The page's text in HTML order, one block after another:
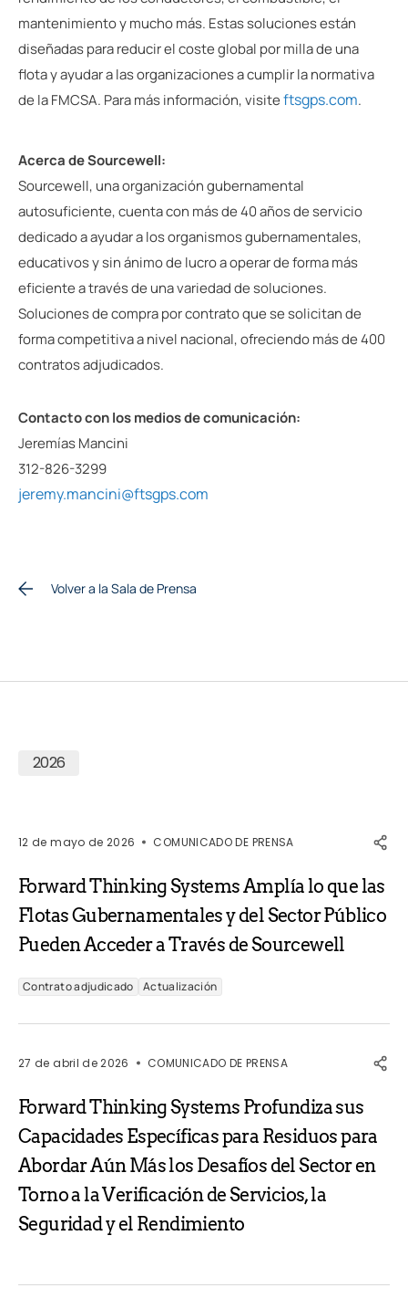
mantenimiento y mucho más. Estas soluciones están
diseñadas para reducir el coste global por milla de una
flota y ayudar a las organizaciones a cumplir la normativa
de la FMCSA. Para más información, visiteftsgps.com.
Acerca de Sourcewell:
Sourcewell, una organización gubernamental
autosuficiente, cuenta con más de 40 años de servicio
dedicado a ayudar a los organismos gubernamentales,
educativos y sin ánimo de lucro a operar de forma más
eficiente a través de una variedad de soluciones.
Soluciones de compra por contrato que se solicitan de
forma competitiva a nivel nacional, ofreciendo más de 400
contratos adjudicados.
Contacto con los medios de comunicación:
Jeremías Mancini
312-826-3299
jeremy.mancini@ftsgps.com
Volver a la Sala de Prensa
2026
12 de mayo de 2026 COMUNICADO DE PRENSA
Forward Thinking Systems Amplía lo que las
Flotas Gubernamentales y del Sector Público
Pueden Acceder a Través de Sourcewell
Contrato adjudicado Actualización
27 de abril de 2026 COMUNICADO DE PRENSA
Forward Thinking Systems Profundiza sus
Capacidades Específicas para Residuos para
Abordar Aún Más los Desafíos del Sector en
Torno a la Verificación de Servicios, la
Seguridad y el Rendimiento